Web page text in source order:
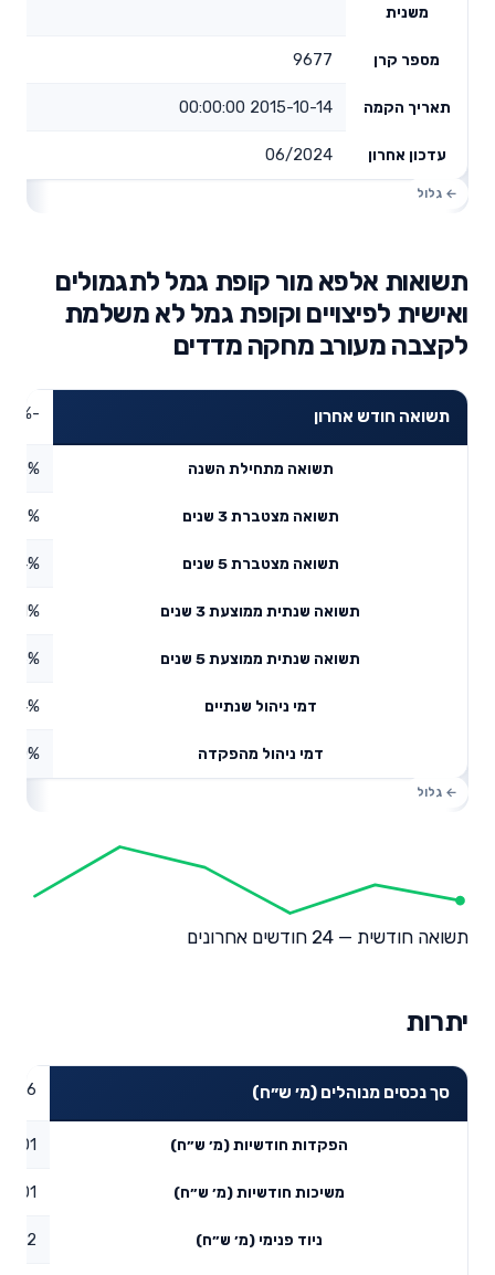
משנית
מספר קרן 9677
תאריך הקמה 2015-10-14 00:00:00
עדכון אחרון 06/2024
תשואות אלפא מור קופת גמל לתגמולים
ואישית לפיצויים וקופת גמל לא משלמת
לקצבה מעורב מחקה מדדים
תשואה חודש אחרון -0.94%
תשואה מתחילת השנה
תשואה מצטברת 3 שנים
תשואה מצטברת 5 שנים
תשואה שנתית ממוצעת 3 שנים 1.11%
תשואה שנתית ממוצעת 5 שנים
דמי ניהול שנתיים
דמי ניהול מהפקדה 0%
תשואה חודשית — 24 חודשים אחרונים
יתרות
סך נכסים מנוהלים (מ׳ ש״ח) 12.16
הפקדות חודשיות (מ׳ ש״ח) 0.01
משיכות חודשיות (מ׳ ש״ח) 0.01
ניוד פנימי (מ׳ ש״ח) 1.12